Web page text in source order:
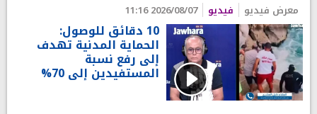
معرض فيديو فيديو 2026/08/07 11:16
10 دقائق للوصول:
الحماية المدنية تهدف
إلى رفع نسبة
المستفيدين إلى 70%